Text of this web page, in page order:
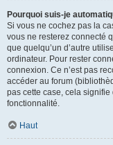
Pourquoi suis-je
Si vous ne cochez pas la
vous ne resterez connecté
que quelqu’un d’autre
ordinateur. Pour rester
connexion. Ce n’est pas
accéder au forum
pas cette case, cela signifie
fonctionnalité.
Haut